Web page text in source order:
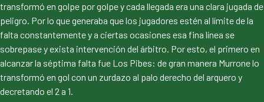
transformó en golpe por golpe y cada llegada era una clara jugada de
peligro. Por lo que generaba que los jugadores estén al límite de la
falta constantemente y a ciertas ocasiones esa fina línea se
sobrepase y exista intervención del árbitro. Por esto, el primero en
alcanzar la séptima falta fue Los Pibes: de gran manera Murrone lo
transformó en gol con un zurdazo al palo derecho del arquero y
decretando el 2 a 1.